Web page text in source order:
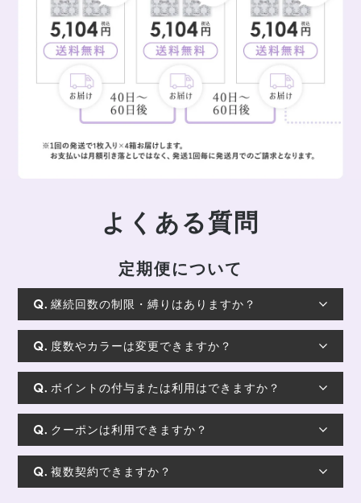
よくある質問
定期便について
継続回数の制限・縛りはありますか？
度数やカラーは変更できますか？
ポイントの付与または利用はできますか？
クーポンは利用できますか？
複数契約できますか？